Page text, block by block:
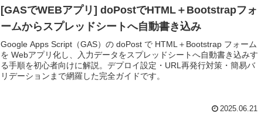
[GASでWEBアプリ] doPostでHTML＋Bootstrapフォ
ームからスプレッドシートへ自動書き込み
Google Apps Script（GAS）の doPost で HTML＋Bootstrap フォーム
を Webアプリ化し、入力データをスプレッドシートへ自動書き込みす
る手順を初心者向けに解説。デプロイ設定・URL再発行対策・簡易バ
リデーションまで網羅した完全ガイドです。
2025.06.21